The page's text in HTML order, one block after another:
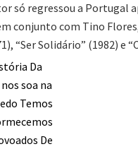
só regressou a Portugal
conjunto com Tino
“Ser Solidário” (1982) e